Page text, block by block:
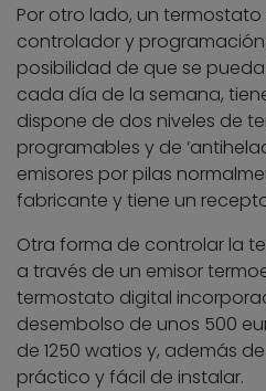
Por otro lado, un
controlador y
posibilidad de que se pueda
cada día de la semana,
dispone de dos niveles de
programables y de
emisores por pilas
fabricante y tiene un
Otra forma de controlar la
a través de un emisor
termostato digital
desembolso de unos 500
de 1250 watios y, además
práctico y fácil de instalar.